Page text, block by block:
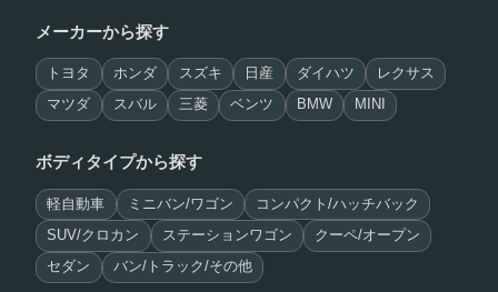
メーカーから探す
トヨタ ホンダ スズキ 日産 ダイハツ レクサス
マツダ スバル 三菱 ベンツ BMW MINI
ボディタイプから探す
軽自動車 ミニバン/ワゴン コンパクト/ハッチバック
SUV/クロカン ステーションワゴン クーペ/オープン
セダン バン/トラック/その他